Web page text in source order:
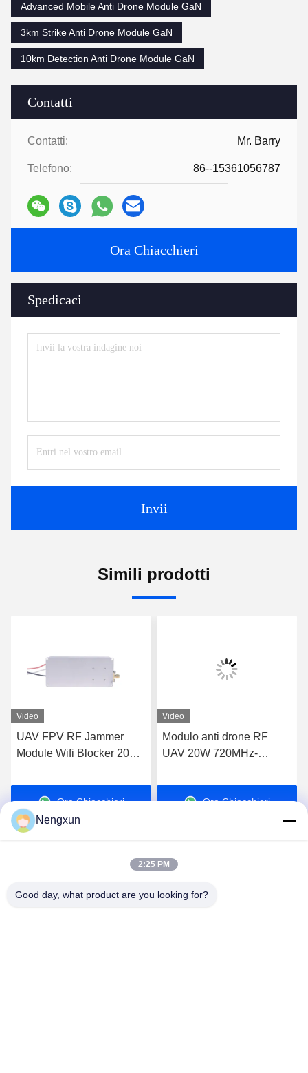
Contatti
Contatti: Mr. Barry
Telefono: 86--15361056787
Ora Chiacchieri
Spedicaci
Invii
Advanced Mobile Anti Drone Module GaN
3km Strike Anti Drone Module GaN
10km Detection Anti Drone Module GaN
Simili prodotti
Video
UAV FPV RF Jammer
Module Wifi Blocker 20W
Ora Chiacchieri
Video
Modulo anti drone RF
UAV 20W 720MHz-
Drone Wifi Bluetooth
JammerOra Chiacchieri
Nengxun Communication Technology Co.,Ltd.
Nengxun
2:25 PM
Good day, what product are you looking for?